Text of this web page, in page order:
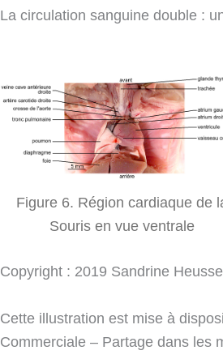
La circulation sanguine double :
Figure 6. Région cardiaque de
Souris en vue ventrale
Copyright : 2019 Sandrine
Cette illustration est mise à
Commerciale – Partage dans les